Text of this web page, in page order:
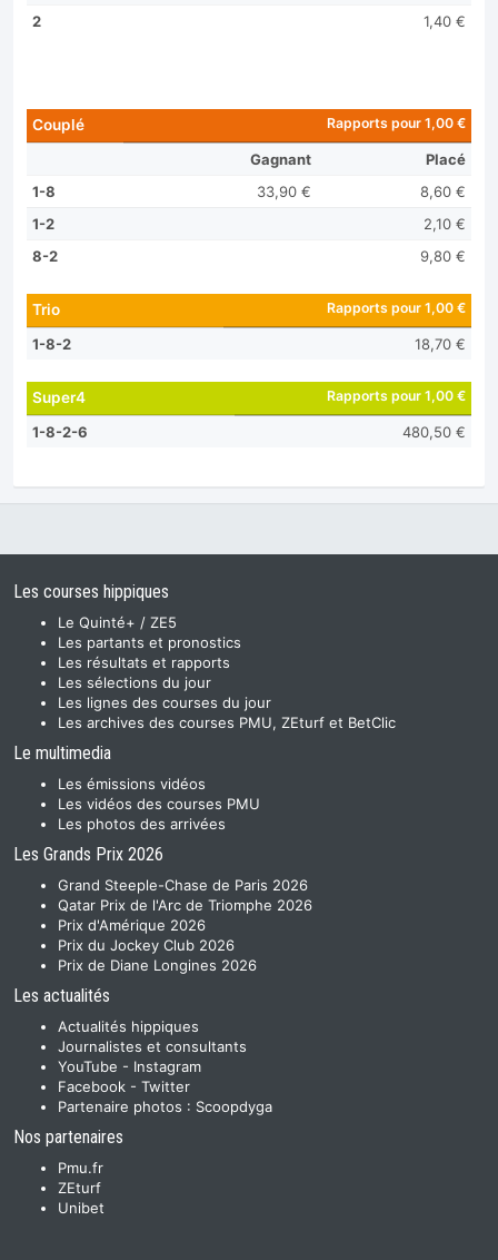
2
1,40 €
Couplé Rapports pour 1,00 €
Gagnant
Placé
1-8
33,90 €
8,60 €
1-2
2,10 €
8-2
9,80 €
Trio Rapports pour 1,00 €
1-8-2 18,70 €
Super4 Rapports pour 1,00 €
1-8-2-6 480,50 €
Les courses hippiques
Le Quinté+ / ZE5
Les partants et pronostics
Les résultats et rapports
Les sélections du jour
Les lignes des courses du jour
Les archives des courses PMU, ZEturf et BetClic
Le multimedia
Les émissions vidéos
Les vidéos des courses PMU
Les photos des arrivées
Les Grands Prix 2026
Grand Steeple-Chase de Paris 2026
Qatar Prix de l'Arc de Triomphe 2026
Prix d'Amérique 2026
Prix du Jockey Club 2026
Prix de Diane Longines 2026
Les actualités
Actualités hippiques
Journalistes et consultants
YouTube - Instagram
Facebook - Twitter
Partenaire photos : Scoopdyga
Nos partenaires
Pmu.fr
ZEturf
Unibet